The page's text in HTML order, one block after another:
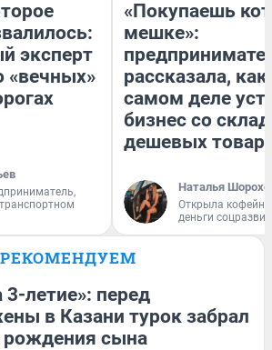
эксперт
«вечных»
«Покупаешь
мешке»:
рассказала, как
самом деле
бизнес со
дешевых
Наталья
Открыла
деньги
РЕКОМЕНДУЕМ
3-летие»: перед
в Казани турок забрал
рождения сына